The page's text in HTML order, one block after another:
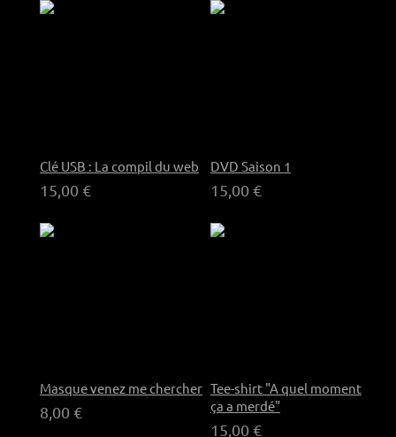
Clé USB : La compil du web
15,00 €
DVD Saison 1
15,00 €
Masque venez me chercher
8,00 €
Tee-shirt "A quel moment
ça a merdé"
15,00 €